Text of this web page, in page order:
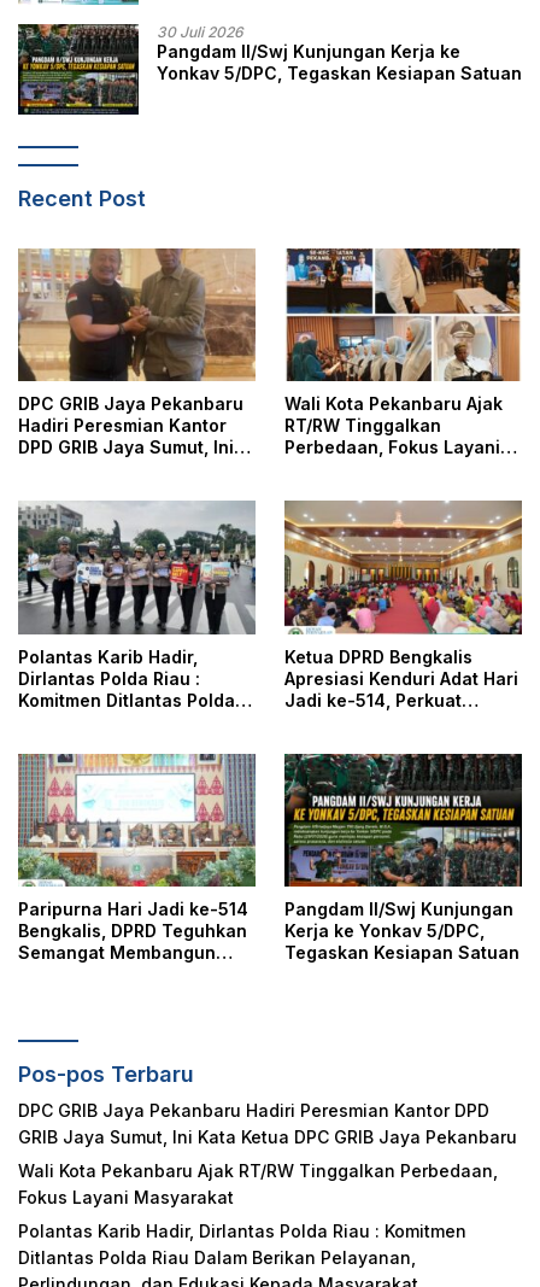
30 Juli 2026
Pangdam II/Swj Kunjungan Kerja ke
Yonkav 5/DPC, Tegaskan Kesiapan Satuan
Recent Post
DPC GRIB Jaya Pekanbaru
Hadiri Peresmian Kantor
DPD GRIB Jaya Sumut, Ini
Wali Kota Pekanbaru Ajak
RT/RW Tinggalkan
Perbedaan, Fokus Layani
Polantas Karib Hadir,
Dirlantas Polda Riau :
Komitmen Ditlantas Polda
dan Edukasi Kepada
Masyarakat
Ketua DPRD Bengkalis
Apresiasi Kenduri Adat Hari
Jadi ke-514, Perkuat
Paripurna Hari Jadi ke-514
Bengkalis, DPRD Teguhkan
Semangat Membangun
Pangdam II/Swj Kunjungan
Kerja ke Yonkav 5/DPC,
Tegaskan Kesiapan Satuan
Pos-pos Terbaru
DPC GRIB Jaya Pekanbaru Hadiri Peresmian Kantor DPD
GRIB Jaya Sumut, Ini Kata Ketua DPC GRIB Jaya Pekanbaru
Wali Kota Pekanbaru Ajak RT/RW Tinggalkan Perbedaan,
Fokus Layani Masyarakat
Polantas Karib Hadir, Dirlantas Polda Riau : Komitmen
Ditlantas Polda Riau Dalam Berikan Pelayanan,